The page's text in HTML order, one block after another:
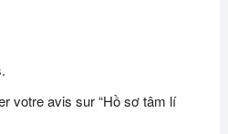
votre avis sur “Hồ sơ tâm lí